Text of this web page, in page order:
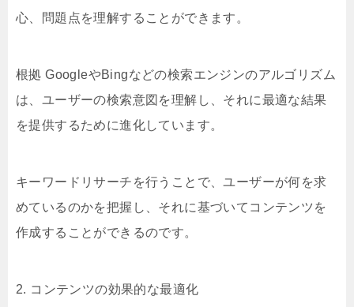
心、問題点を理解することができます。
根拠 GoogleやBingなどの検索エンジンのアルゴリズム
は、ユーザーの検索意図を理解し、それに最適な結果
を提供するために進化しています。
キーワードリサーチを行うことで、ユーザーが何を求
めているのかを把握し、それに基づいてコンテンツを
作成することができるのです。
2. コンテンツの効果的な最適化